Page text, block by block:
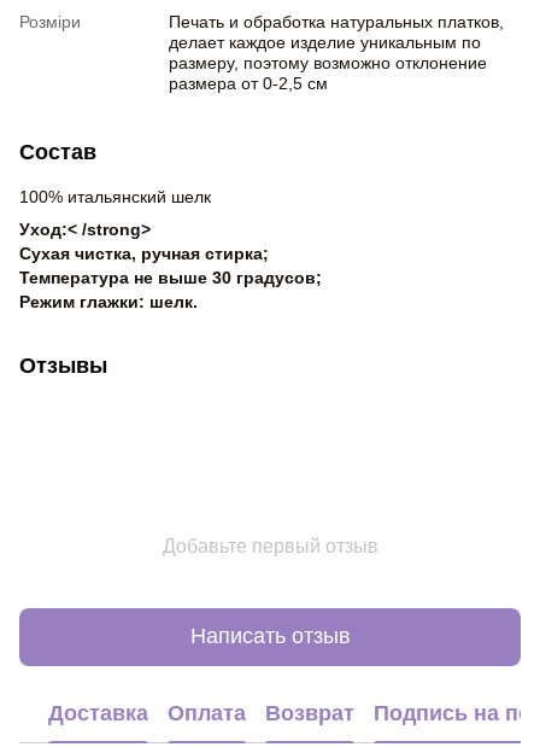
Розміри
Печать и обработка натуральных платков,
делает каждое изделие уникальным по
размеру, поэтому возможно отклонение
размера от 0-2,5 см
Состав
100% итальянский шелк
Уход:< /strong>
Сухая чистка, ручная стирка;
Температура не выше 30 градусов;
Режим глажки: шелк.
Отзывы
Добавьте первый отзыв
Написать отзыв
Доставка Оплата Возврат Подпись на